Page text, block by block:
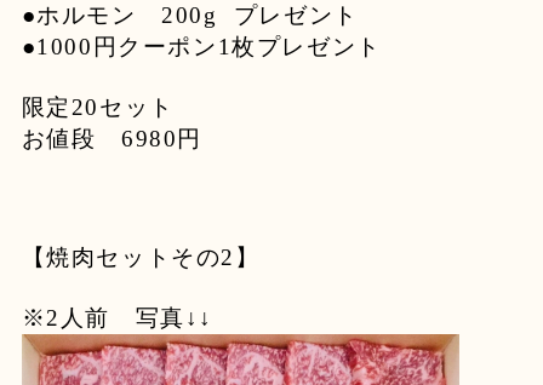
●ホルモン 200g プレゼント
●1000円クーポン1枚プレゼント
限定20セット
お値段 6980円
【焼肉セットその2】
※2人前 写真↓↓